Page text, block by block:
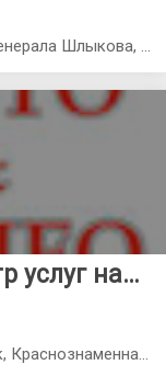
г. Краснознаменск, ул. Генерала Шлыкова, д. 1, цокольный этаж
Городской центр услуг населению
Россия, Краснознаменск, Краснознаменная, 12, Гостиница